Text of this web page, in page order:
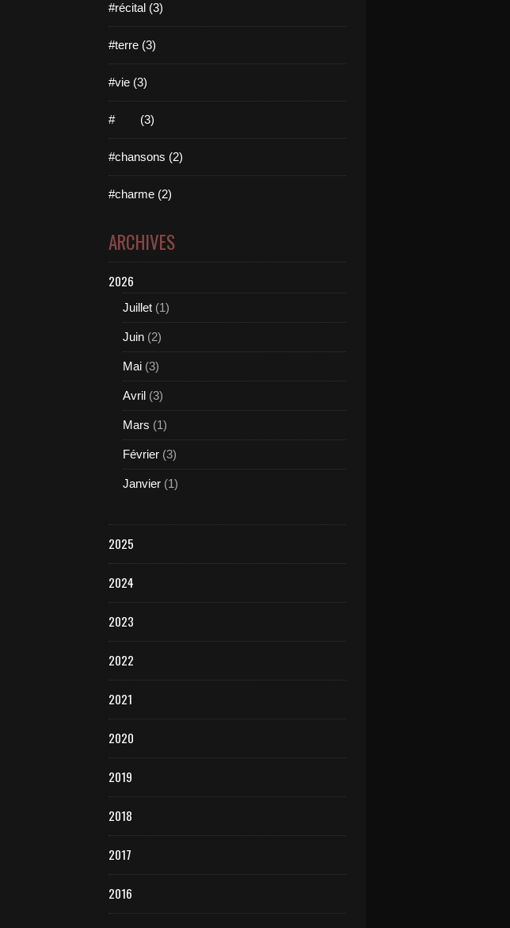
#récital (3)
#terre (3)
#vie (3)
# (3)
#chansons (2)
#charme (2)
ARCHIVES
2026
Juillet (1)
Juin (2)
Mai (3)
Avril (3)
Mars (1)
Février (3)
Janvier (1)
2025
2024
2023
2022
2021
2020
2019
2018
2017
2016